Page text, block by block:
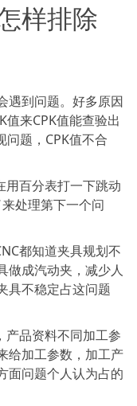
样排除
到问题。好多原因
来CPK值能查验出
问题，CPK值不合
百分表打一下跳动
处理第下一个问
都知道夹具规划不
做成汽动夹，减少人
具不稳定占这问题
品资料不同加工参
给加工参数，加工产
面问题个人认为占的